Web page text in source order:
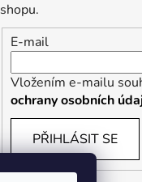
shopu.
E-mail
Vložením e-mailu
ochrany osobních
PŘIHLÁSIT SE